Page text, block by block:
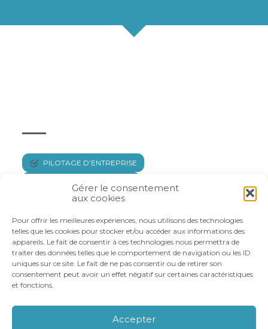
Gérer le consentement
aux cookies
Pour offrir les meilleures expériences, nous utilisons des technologies
telles que les cookies pour stocker et/ou accéder aux informations des
appareils. Le fait de consentir à ces technologies nous permettra de
traiter des données telles que le comportement de navigation ou les ID
uniques sur ce site. Le fait de ne pas consentir ou de retirer son
consentement peut avoir un effet négatif sur certaines caractéristiques
et fonctions.
Accepter
PILOTAGE D’ENTREPRISE
CRÉATION D’ENTREPRISE
Principale
NOS ACCOMPAGNEMENTS